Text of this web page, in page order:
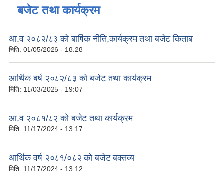
बजेट तथा कार्यक्रम
आ.व २०८२/८३ को बार्षिक नीति,कार्यक्रम तथा बजेट किताब
मिति: 01/05/2026 - 18:28
आर्थिक बर्ष २०८२/८३ को बजेट तथा कार्यक्रम
मिति: 11/03/2025 - 19:07
आ.व २०८१/८२ को बजेट तथा कार्यक्रम
मिति: 11/17/2024 - 13:17
आर्थिक वर्ष २०८१/०८२ को बजेट बक्तव्य
मिति: 11/17/2024 - 13:12